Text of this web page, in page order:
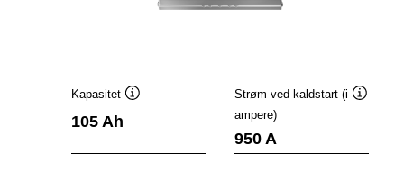
Kapasitet
105 Ah
Strøm ved kaldstart (i
ampere)
950 A